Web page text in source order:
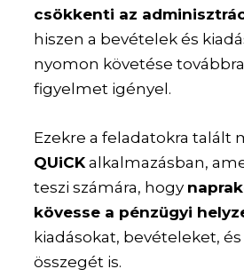
csökkenti az
hiszen a bevételek és
nyomon követése
figyelmet igényel.
Ezekre a feladatokra talált
QUiCKalkalmazásban,
teszi számára, hogy
kövesse a pénzügyi
kiadásokat, bevételeket, és
összegét is.